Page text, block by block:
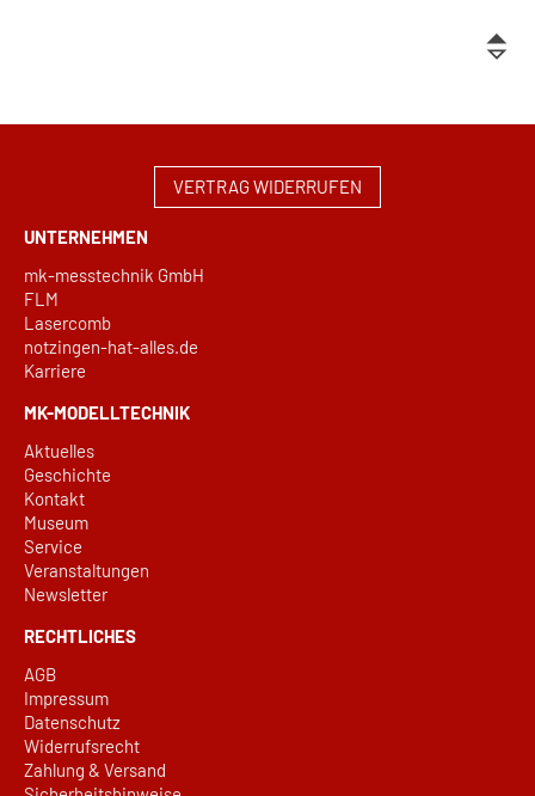
VERTRAG WIDERRUFEN
UNTERNEHMEN
mk-messtechnik GmbH
FLM
Lasercomb
notzingen-hat-alles.de
Karriere
MK-MODELLTECHNIK
Aktuelles
Geschichte
Kontakt
Museum
Service
Veranstaltungen
Newsletter
RECHTLICHES
AGB
Impressum
Datenschutz
Widerrufsrecht
Zahlung & Versand